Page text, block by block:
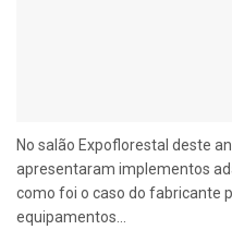
No salão Expoflorestal deste
apresentaram implementos
como foi o caso do fabricante
equipamentos...